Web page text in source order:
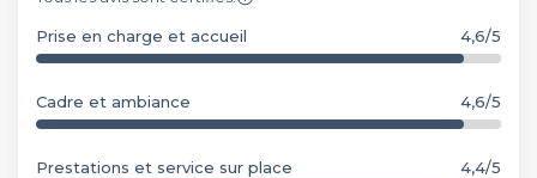
Prise en charge et accueil 4,6/5
Cadre et ambiance 4,6/5
Prestations et service sur place 4,4/5